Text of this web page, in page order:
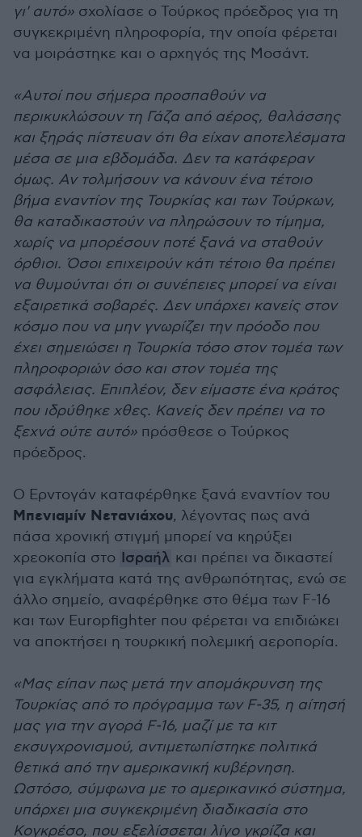
γι' αυτό» σχολίασε ο Τούρκος πρόεδρος για τη
συγκεκριμένη πληροφορία, την οποία φέρεται
να μοιράστηκε και ο αρχηγός της Μοσάντ.
«Αυτοί που σήμερα προσπαθούν να
περικυκλώσουν τη Γάζα από αέρος, θαλάσσης
και ξηράς πίστευαν ότι θα είχαν αποτελέσματα
μέσα σε μια εβδομάδα. Δεν τα κατάφεραν
όμως. Αν τολμήσουν να κάνουν ένα τέτοιο
βήμα εναντίον της Τουρκίας και των Τούρκων,
θα καταδικαστούν να πληρώσουν το τίμημα,
χωρίς να μπορέσουν ποτέ ξανά να σταθούν
όρθιοι. Όσοι επιχειρούν κάτι τέτοιο θα πρέπει
να θυμούνται ότι οι συνέπειες μπορεί να είναι
εξαιρετικά σοβαρές. Δεν υπάρχει κανείς στον
κόσμο που να μην γνωρίζει την πρόοδο που
έχει σημειώσει η Τουρκία τόσο στον τομέα των
πληροφοριών όσο και στον τομέα της
ασφάλειας. Επιπλέον, δεν είμαστε ένα κράτος
που ιδρύθηκε χθες. Κανείς δεν πρέπει να το
ξεχνά ούτε αυτό» πρόσθεσε ο Τούρκος
πρόεδρος.
Ο Ερντογάν καταφέρθηκε ξανά εναντίον του
Μπενιαμίν Νετανιάχου, λέγοντας πως ανά
πάσα χρονική στιγμή μπορεί να κηρύξει
χρεοκοπία στο Ισραήλ και πρέπει να δικαστεί
για εγκλήματα κατά της ανθρωπότητας, ενώ σε
άλλο σημείο, αναφέρθηκε στο θέμα των F-16
και των Europfighter που φέρεται να επιδιώκει
να αποκτήσει η τουρκική πολεμική αεροπορία.
«Μας είπαν πως μετά την απομάκρυνση της
Τουρκίας από το πρόγραμμα των F-35, η αίτησή
μας για την αγορά F-16, μαζί με τα κιτ
εκσυγχρονισμού, αντιμετωπίστηκε πολιτικά
θετικά από την αμερικανική κυβέρνηση.
Ωστόσο, σύμφωνα με το αμερικανικό σύστημα,
υπάρχει μια συγκεκριμένη διαδικασία στο
Κογκρέσο, που εξελίσσεται λίγο γκρίζα και